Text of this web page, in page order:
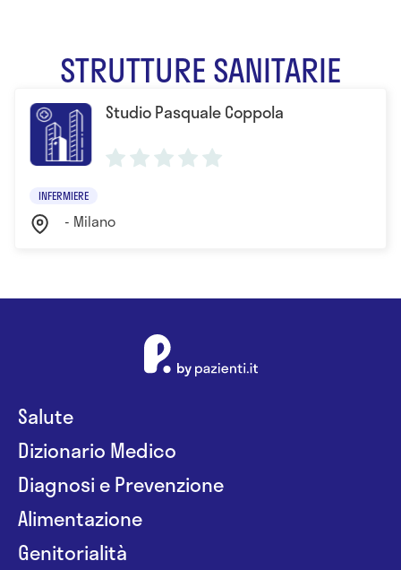
STRUTTURE SANITARIE
Studio Pasquale Coppola
INFERMIERE
- Milano
Salute
Dizionario Medico
Diagnosi e Prevenzione
Alimentazione
Genitorialità